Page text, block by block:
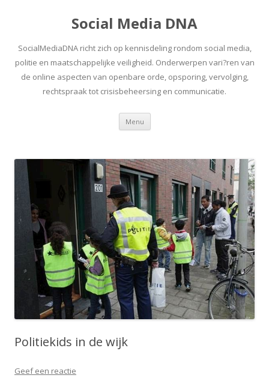
Social Media DNA
SocialMediaDNA richt zich op kennisdeling rondom social media,
politie en maatschappelijke veiligheid. Onderwerpen vari?ren van
de online aspecten van openbare orde, opsporing, vervolging,
rechtspraak tot crisisbeheersing en communicatie.
Menu Spring
inhoud
Politiekids in de wijk
Geef een reactie